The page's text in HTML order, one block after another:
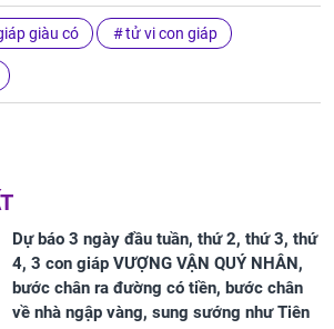
giàu có tử vi con giáp
Dự báo 3 ngày đầu tuần, thứ 2, thứ 3, thứ
4, 3 con giáp VƯỢNG VẬN QUÝ NHÂN,
bước chân ra đường có tiền, bước chân
về nhà ngập vàng, sung sướng như Tiên